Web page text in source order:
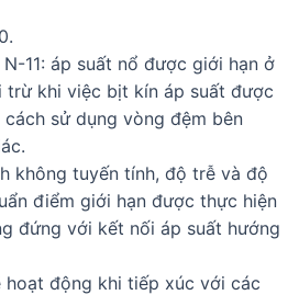
11: áp suất nổ được giới hạn ở
trừ khi việc bịt kín áp suất được
sử dụng vòng đệm bên
không tuyến tính, độ trễ và độ
điểm giới hạn được thực hiện
đứng với kết nối áp suất hướng
hoạt động khi tiếp xúc với các